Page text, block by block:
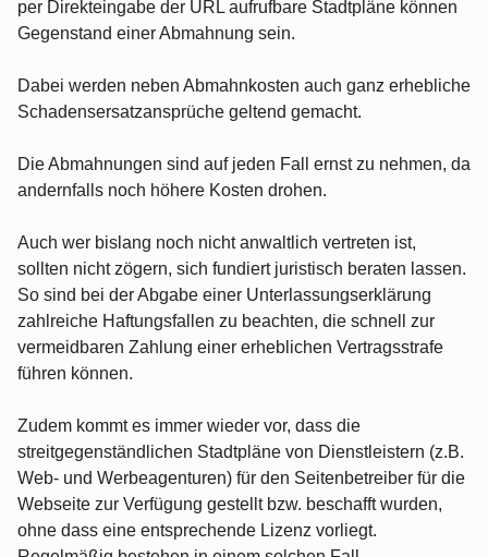
per Direkteingabe der URL aufrufbare Stadtpläne können
Gegenstand einer Abmahnung sein.
Dabei werden neben Abmahnkosten auch ganz erhebliche
Schadensersatzansprüche geltend gemacht.
Die Abmahnungen sind auf jeden Fall ernst zu nehmen, da
andernfalls noch höhere Kosten drohen.
Auch wer bislang noch nicht anwaltlich vertreten ist,
sollten nicht zögern, sich fundiert juristisch beraten lassen.
So sind bei der Abgabe einer Unterlassungserklärung
zahlreiche Haftungsfallen zu beachten, die schnell zur
vermeidbaren Zahlung einer erheblichen Vertragsstrafe
führen können.
Zudem kommt es immer wieder vor, dass die
streitgegenständlichen Stadtpläne von Dienstleistern (z.B.
Web- und Werbeagenturen) für den Seitenbetreiber für die
Webseite zur Verfügung gestellt bzw. beschafft wurden,
ohne dass eine entsprechende Lizenz vorliegt.